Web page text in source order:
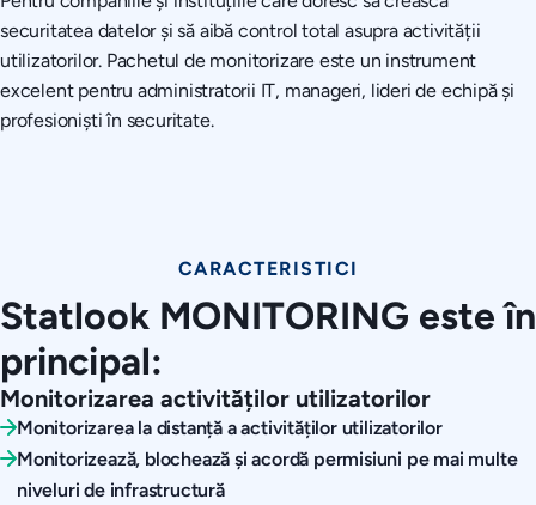
securitatea datelor și să aibă control total asupra activității
utilizatorilor. Pachetul de monitorizare este un instrument
excelent pentru administratorii IT, manageri, lideri de echipă și
profesioniști în securitate.
CARACTERISTICI
Statlook MONITORING este în
principal:
Monitorizarea activităților utilizatorilor
Monitorizarea la distanță a activităților utilizatorilor
Monitorizează, blochează și acordă permisiuni pe mai multe
niveluri de infrastructură